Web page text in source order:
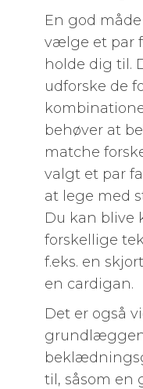
En god
vælge et par
holde dig til.
udforske de
behøver at
matche
valgt et par
at lege med
Du kan blive
forskellige
f.eks. en
en cardigan.
Det er også
til, såsom en